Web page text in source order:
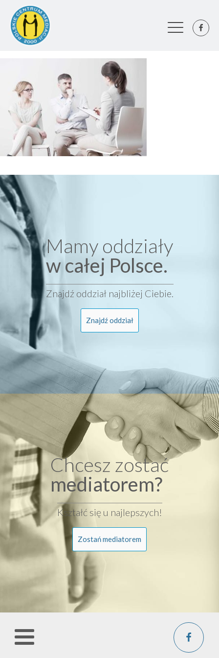
Mamy oddziały
w całej Polsce.
Znajdź oddział najbliżej Ciebie.
Znajdź oddział
Chcesz zostać
mediatorem?
Kształć się u najlepszych!
Zostań mediatorem